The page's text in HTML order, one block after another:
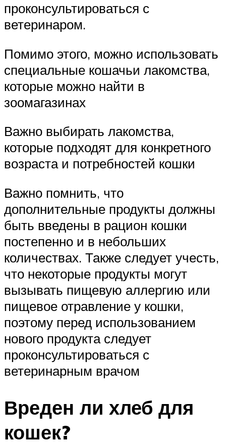
проконсультироваться с
ветеринаром.
Помимо этого, можно использовать
специальные кошачьи лакомства,
которые можно найти в
зоомагазинах
Важно выбирать лакомства,
которые подходят для конкретного
возраста и потребностей кошки
Важно помнить, что
дополнительные продукты должны
быть введены в рацион кошки
постепенно и в небольших
количествах. Также следует учесть,
что некоторые продукты могут
вызывать пищевую аллергию или
пищевое отравление у кошки,
поэтому перед использованием
нового продукта следует
проконсультироваться с
ветеринарным врачом
Вреден ли хлеб для
кошек?